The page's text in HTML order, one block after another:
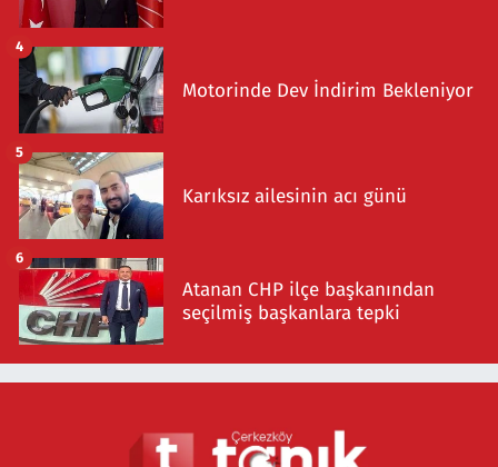
Motorinde Dev İndirim Bekleniyor
4
Karıksız ailesinin acı günü
5
Atanan CHP ilçe başkanından
seçilmiş başkanlara tepki
6